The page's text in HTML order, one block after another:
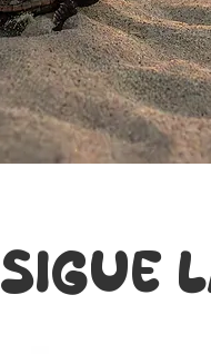
SIGUE